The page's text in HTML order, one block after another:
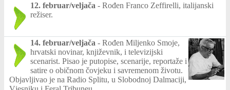
12. februar/veljača - Rođen Franco Zeffirelli, italijanski
režiser.
14. februar/veljača - Rođen Miljenko Smoje,
hrvatski novinar, književnik, i televizijski
scenarist. Pisao je putopise, scenarije, reportaže i
satire o običnom čovjeku i savremenom životu.
Objavljivao je na Radio Splitu, u Slobodnoj Dalmaciji,